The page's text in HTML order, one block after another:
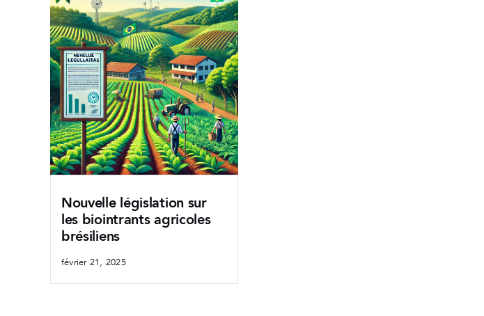
Nouvelle législation sur
les biointrants agricoles
brésiliens
février 21, 2025